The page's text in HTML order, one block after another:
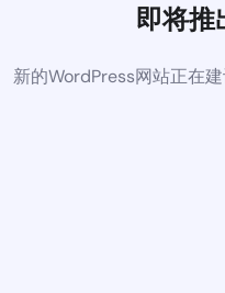
即将推
新的WordPress网站正在